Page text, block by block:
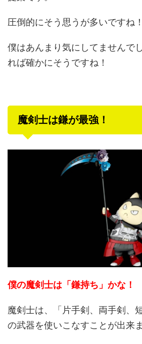
圧倒的にそう思うが多いですね！
僕はあんまり気にしてませんで
れば確かにそうですね！
魔剣士は鎌が最強！
僕の魔剣士は「鎌持ち」かな！
魔剣士は、「片手剣、両手剣、
の武器を使いこなすことが出来